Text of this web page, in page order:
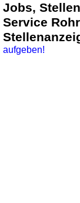
Jobs,
Service
aufgeben!